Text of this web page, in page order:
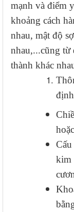
mạnh và điểm
khoảng cách
nhau, mật độ
nhau,...cũng từ
thành khác
kim